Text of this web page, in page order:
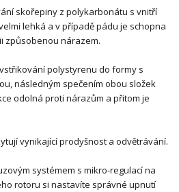
skořepiny z polykarbonátu s vnitří
lehká a v případě pádu je schopna
způsobenou nárazem.
polystyrenu do formy s
následným spečením obou složek
odolná proti nárazům a přitom je
vynikající prodyšnost a odvětrávání.
systémem s mikro-regulací na
rotoru si nastavíte správné upnutí